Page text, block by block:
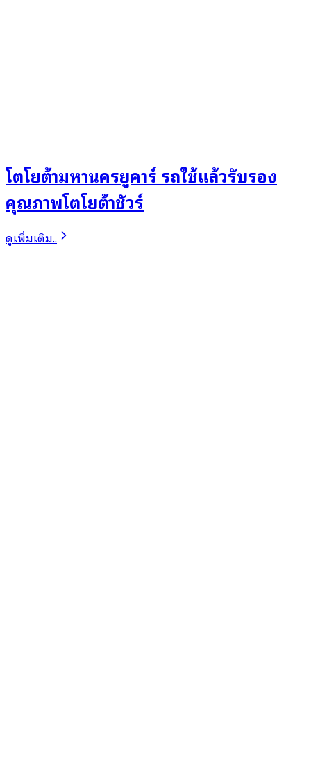
โตโยต้ามหานครยูคาร์ รถใช้แล้วรับรอง
คุณภาพโตโยต้าชัวร์
ดูเพิ่มเติม..